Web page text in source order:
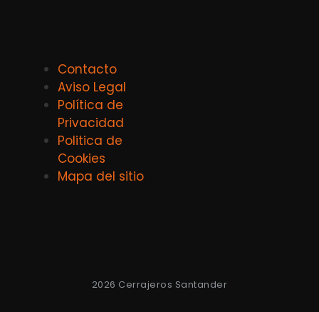
Contacto
Aviso Legal
Política de
Privacidad
Politica de
Cookies
Mapa del sitio
2026 Cerrajeros Santander